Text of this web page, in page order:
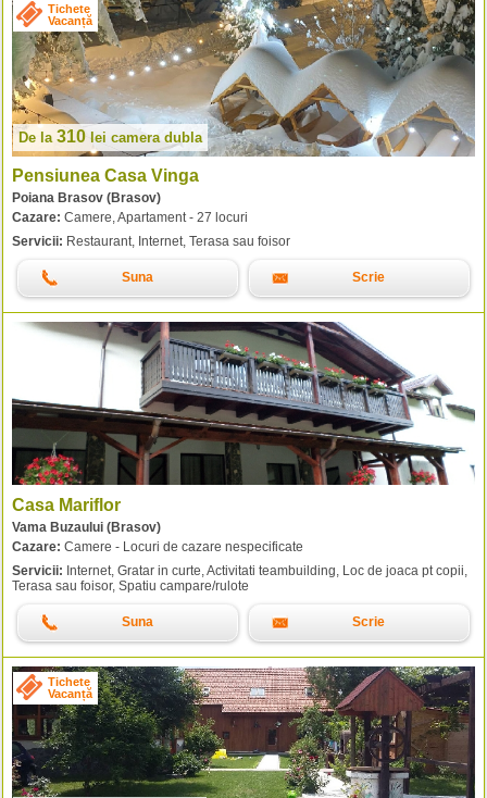
Tichete
Vacanță
De la 310 lei camera dubla
Pensiunea Casa Vinga
Poiana Brasov (Brasov)
Cazare: Camere, Apartament - 27 locuri
Servicii: Restaurant, Internet, Terasa sau foisor
Suna Scrie
Casa Mariflor
Vama Buzaului (Brasov)
Cazare: Camere - Locuri de cazare nespecificate
Servicii: Internet, Gratar in curte, Activitati teambuilding, Loc de joaca pt copii,
Terasa sau foisor, Spatiu campare/rulote
Suna Scrie
Tichete
Vacanță